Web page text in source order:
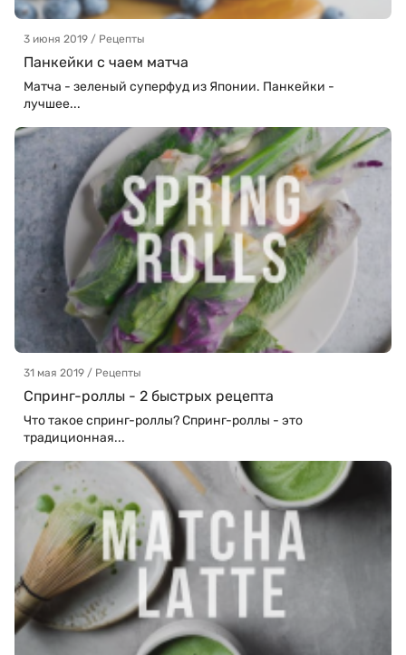
3 июня 2019 / Рецепты
Панкейки с чаем матча
Матча - зеленый суперфуд из Японии. Панкейки -
лучшее...
31 мая 2019 / Рецепты
Спринг-роллы - 2 быстрых рецепта
Что такое спринг-роллы? Спринг-роллы - это
традиционная...